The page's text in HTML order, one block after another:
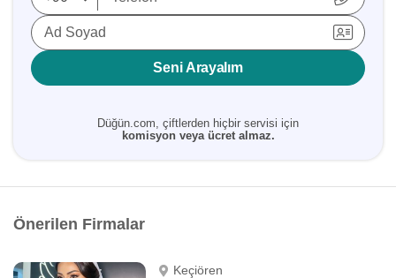
Ad Soyad
Seni Arayalım
Düğün.com, çiftlerden hiçbir servisi için
komisyon veya ücret almaz.
Önerilen Firmalar
Keçiören